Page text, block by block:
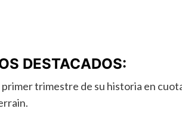
DESTACADOS:
trimestre de su historia en